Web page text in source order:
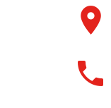
location_on
local_phone